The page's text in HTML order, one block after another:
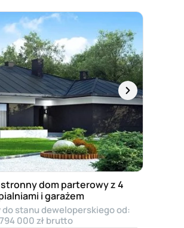
dom parterowy z 4
i garażem
do stanu deweloperskiego od:
794 000 zł brutto